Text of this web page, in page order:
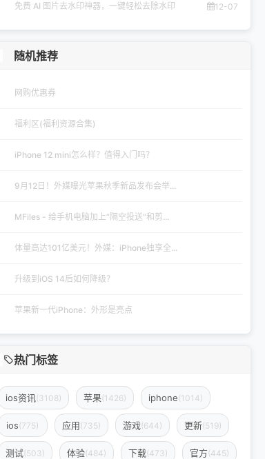
免费 AI 图片去水印神器，一键轻松去除水印 12-07
随机推荐
网购优惠券
福利区(福利资源合集)
iPhone 12 mini怎么样？值得入门吗？
9月12日！外媒曝光苹果秋季新品发布会举...
MFiles - 给手机电脑加上“隔空投送”和剪...
体量高达101亿美元！外媒：iPhone独享全...
升级到iOS 14后如何降级？
苹果新一代iPhone：外形是亮点
热门标签
ios资讯 (3108) 苹果(1426) iphone(1014)
ios(775) 应用(735) 游戏(644) 更新(519)
测试(503) 体验(484) 下载(473) 官方(445)